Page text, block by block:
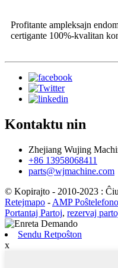
Profitante ampleksajn
certigante 100%-kvalitan
Kontaktu nin
Zhejiang Wujing
+86 13958068411
parts@wjmachine.com
© Kopirajto - 2010-2023 :
Retejmapo - AMP Poŝtelefono
Portantaj Partoj, rezervaj
Sendu Retpoŝton
x